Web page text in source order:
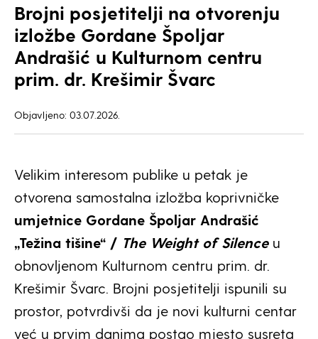
Brojni posjetitelji na otvorenju
izložbe Gordane Špoljar
Andrašić u Kulturnom centru
prim. dr. Krešimir Švarc
Objavljeno: 03.07.2026.
Velikim interesom publike u petak je
otvorena samostalna izložba koprivničke
umjetnice Gordane Špoljar Andrašić
„Težina tišine“ / The Weight of Silenceu
obnovljenom Kulturnom centru prim. dr.
Krešimir Švarc. Brojni posjetitelji ispunili su
prostor, potvrdivši da je novi kulturni centar
već u prvim danima postao mjesto susreta